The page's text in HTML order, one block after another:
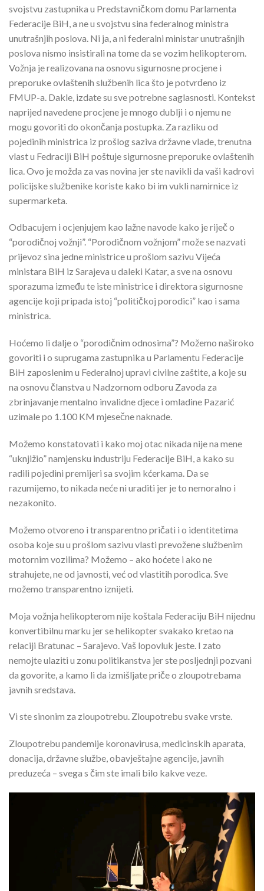
svojstvu zastupnika u Predstavničkom domu Parlamenta
Federacije BiH, a ne u svojstvu sina federalnog ministra
unutrašnjih poslova. Ni ja, a ni federalni ministar unutrašnjih
poslova nismo insistirali na tome da se vozim helikopterom.
Vožnja je realizovana na osnovu sigurnosne procjene i
preporuke ovlaštenih službenih lica što je potvrđeno iz
FMUP-a. Dakle, izdate su sve potrebne saglasnosti. Kontekst
naprijed navedene procjene je mnogo dublji i o njemu ne
mogu govoriti do okončanja postupka. Za razliku od
pojedinih ministrica iz prošlog saziva državne vlade, trenutna
vlast u Fedraciji BiH poštuje sigurnosne preporuke ovlaštenih
lica. Ovo je možda za vas novina jer ste navikli da vaši kadrovi
policijske službenike koriste kako bi im vukli namirnice iz
supermarketa.
Odbacujem i ocjenjujem kao lažne navode kako je riječ o
“porodičnoj vožnji”. “Porodičnom vožnjom” može se nazvati
prijevoz sina jedne ministrice u prošlom sazivu Vijeća
ministara BiH iz Sarajeva u daleki Katar, a sve na osnovu
sporazuma između te iste ministrice i direktora sigurnosne
agencije koji pripada istoj “političkoj porodici” kao i sama
ministrica.
Hoćemo li dalje o “porodičnim odnosima”? Možemo naširoko
govoriti i o suprugama zastupnika u Parlamentu Federacije
BiH zaposlenim u Federalnoj upravi civilne zaštite, a koje su
na osnovu članstva u Nadzornom odboru Zavoda za
zbrinjavanje mentalno invalidne djece i omladine Pazarić
uzimale po 1.100 KM mjesečne naknade.
Možemo konstatovati i kako moj otac nikada nije na mene
“uknjižio” namjensku industriju Federacije BiH, a kako su
radili pojedini premijeri sa svojim kćerkama. Da se
razumijemo, to nikada neće ni uraditi jer je to nemoralno i
nezakonito.
Možemo otvoreno i transparentno pričati i o identitetima
osoba koje su u prošlom sazivu vlasti prevožene službenim
motornim vozilima? Možemo – ako hoćete i ako ne
strahujete, ne od javnosti, već od vlastitih porodica. Sve
možemo transparentno iznijeti.
Moja vožnja helikopterom nije koštala Federaciju BiH nijednu
konvertibilnu marku jer se helikopter svakako kretao na
relaciji Bratunac – Sarajevo. Vaš lopovluk jeste. I zato
nemojte ulaziti u zonu politikanstva jer ste posljednji pozvani
da govorite, a kamo li da izmišljate priče o zloupotrebama
javnih sredstava.
Vi ste sinonim za zloupotrebu. Zloupotrebu svake vrste.
Zloupotrebu pandemije koronavirusa, medicinskih aparata,
donacija, državne službe, obavještajne agencije, javnih
preduzeća – svega s čim ste imali bilo kakve veze.